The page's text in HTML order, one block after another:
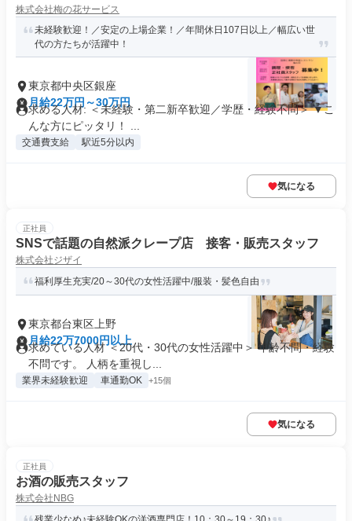
株式会社梅の花サービス
未経験歓迎！／安定の上場企業！／年間休日107日以上／幅広い世
代の方たちが活躍中！
東京都中央区銀座
月給22万円～30万円
求める人材: ＜未経験・第二新卒歓迎／学歴・経験不問＞ ▼こ
んな方にピッタリ！ ...
交通費支給 駅近5分以内
気になる
正社員
SNSで話題の自然派クレープ店 接客・販売スタッフ
株式会社ジザイ
福利厚生充実/20～30代の女性活躍中/服装・髪色自由
東京都台東区上野
月給22万7000円以上
求めている人材 ＜20代・30代の女性活躍中＞ 年齢不問・経験
不問です。 人柄を重視し...
業界未経験歓迎 車通勤OK +15個
気になる
正社員
お酒の販売スタッフ
株式会社NBG